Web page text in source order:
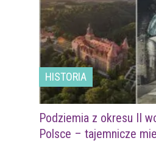
HISTORIA
Podziemia z okresu II
Polsce – tajemnicze